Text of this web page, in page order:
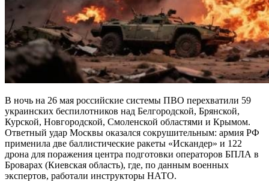
В ночь на 26 мая российские системы ПВО перехватили 59
украинских беспилотников над Белгородской, Брянской,
Курской, Новгородской, Смоленской областями и Крымом.
Ответный удар Москвы оказался сокрушительным: армия РФ
применила две баллистические ракеты «Искандер» и 122
дрона для поражения центра подготовки операторов БПЛА в
Броварах (Киевская область), где, по данным военных
экспертов, работали инструкторы НАТО.